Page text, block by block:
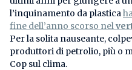
l’inquinamento da plastica
fine dell’anno scorso nel
Per la solita nauseante,
produttori di petrolio, più o
Cop sul clima.